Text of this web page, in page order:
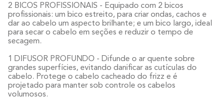
2 BICOS PROFISSIONAIS - Equipado com 2 bicos
profissionais: um bico estreito, para criar ondas, cachos e
dar ao cabelo um aspecto brilhante; e um bico largo, ideal
para secar o cabelo em seções e reduzir o tempo de
secagem.
1 DIFUSOR PROFUNDO - Difunde o ar quente sobre
grandes superfícies, evitando danificar as cutículas do
cabelo. Protege o cabelo cacheado do frizz e é
projetado para manter sob controle os cabelos
volumosos.